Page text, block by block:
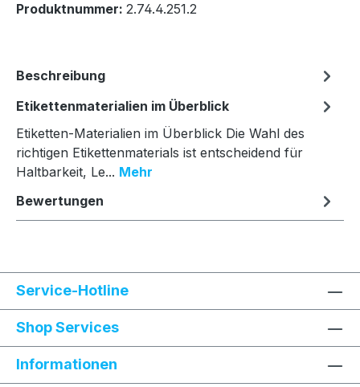
Produktnummer: 2.74.4.251.2
Beschreibung
Etikettenmaterialien im Überblick
Etiketten-Materialien im Überblick Die Wahl des
richtigen Etikettenmaterials ist entscheidend für
Haltbarkeit, Le... Mehr
Bewertungen
Service-Hotline
Shop Services
Informationen